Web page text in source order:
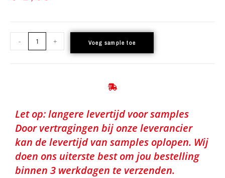
- + Voeg sample toe
Let op: langere levertijd voor samples
Door vertragingen bij onze leverancier
kan de levertijd van samples oplopen. Wij
doen ons uiterste best om jou bestelling
binnen 3 werkdagen te verzenden.